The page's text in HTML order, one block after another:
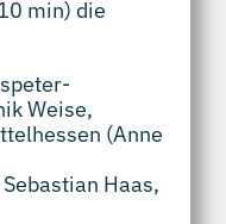
min) die
Weise,
(Anne
Haas,